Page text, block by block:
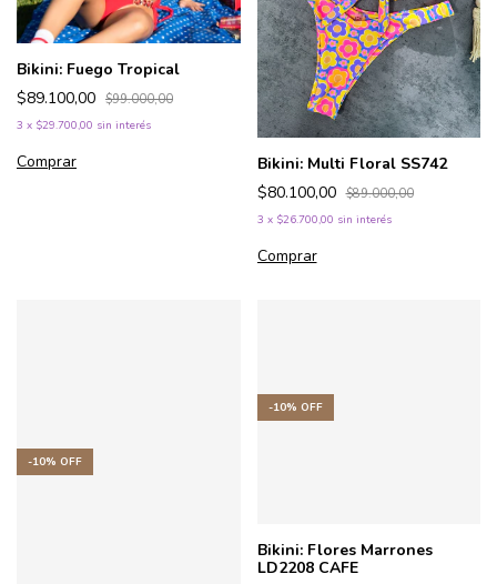
Bikini: Fuego Tropical
$89.100,00 $99.000,00
3 x $29.700,00 sin interés
Comprar
Bikini: Multi Floral SS742
$80.100,00 $89.000,00
3 x $26.700,00 sin interés
Comprar
-10% OFF
-10% OFF
Bikini: Flores Marrones
LD2208 CAFE